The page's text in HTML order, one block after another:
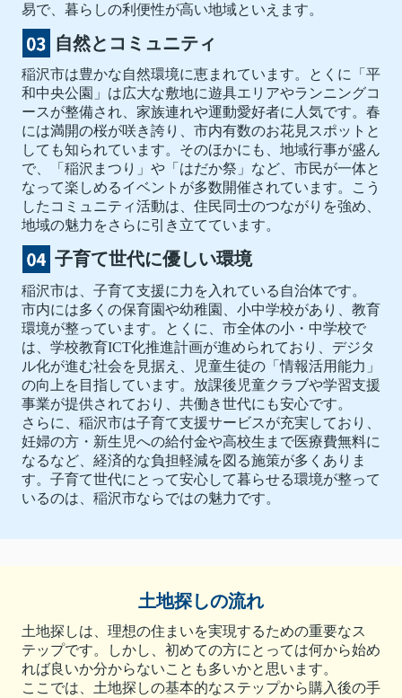
易で、暮らしの利便性が高い地域といえます。
自然とコミュニティ
稲沢市は豊かな自然環境に恵まれています。とくに「平
和中央公園」は広大な敷地に遊具エリアやランニングコ
ースが整備され、家族連れや運動愛好者に人気です。春
には満開の桜が咲き誇り、市内有数のお花見スポットと
しても知られています。そのほかにも、地域行事が盛ん
で、「稲沢まつり」や「はだか祭」など、市民が一体と
なって楽しめるイベントが多数開催されています。こう
したコミュニティ活動は、住民同士のつながりを強め、
地域の魅力をさらに引き立てています。
子育て世代に優しい環境
稲沢市は、子育て支援に力を入れている自治体です。
市内には多くの保育園や幼稚園、小中学校があり、教育
環境が整っています。とくに、市全体の小・中学校で
は、学校教育ICT化推進計画が進められており、デジタ
ル化が進む社会を見据え、児童生徒の「情報活用能力」
の向上を目指しています。放課後児童クラブや学習支援
事業が提供されており、共働き世代にも安心です。
さらに、稲沢市は子育て支援サービスが充実しており、
妊婦の方・新生児への給付金や高校生まで医療費無料に
なるなど、経済的な負担軽減を図る施策が多くありま
す。子育て世代にとって安心して暮らせる環境が整って
いるのは、稲沢市ならではの魅力です。
土地探しの流れ
土地探しは、理想の住まいを実現するための重要なス
テップです。しかし、初めての方にとっては何から始め
れば良いか分からないことも多いかと思います。
ここでは、土地探しの基本的なステップから購入後の手